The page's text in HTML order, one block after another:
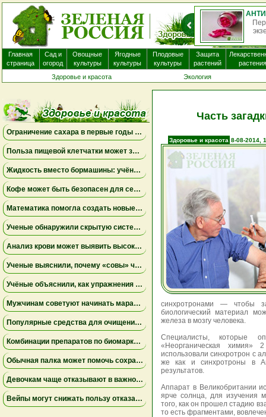
АНТИГИСТАМИННЫЕ ПРЕПАРАТЫ ПОЧТИ НЕ ПОМОГАЮТ ПРИ ЭКЗЕМЕ И МОГУТ ВЫЗЫВАТЬ ПОБОЧНЫЕ ЭФФЕКТЫ
препараты, которые часто назначают пациентам с
вероятно, не приносят существенной пользы. Бол...
Главная
страница
Сад и
огород
Овощные
культуры
Ягодные
культуры
Плодовые
культуры
Защита
растений
растения
Здоровье и красота
Экология
Ограничение сахара в первые годы жизни может снизить риск болезни Альцгеймера
Польза пищевой клетчатки может зависеть от конкретных бактерий в кишечнике
Жидкость вместо бормашины: учёные подтвердили эффективность нового метода лечения детского кариеса
Кофе может быть безопасен для сердца, а энергетики — повышать риск аритмии
Математика помогла создать новые биомаркеры для прогнозирования рака молочной железы
Ученые обнаружили скрытую систему очистки в задней части глаза
Анализ крови может выявить высокий риск болезни Альцгеймера за десять лет до появления симптомов
Ученые выяснили, почему «совы» чаще набирают жир в области живота
Учёные объяснили, как упражнения замедляют старение мышц
Мужчинам советуют начинать марафон медленнее
Популярные средства для очищения слизи не помогли пациентам на ИВЛ и могут повышать риск осложнений
Комбинации препаратов по биомаркерам помогли уменьшить устойчивую к лечению меланому
Обычная палка может помочь сохранить равновесие
Девочкам чаще отказывают в важной защите после рождения
Вейпы могут снижать пользу отказа от сигарет
Часть
Здоровье и красота 8-08-2014,
синхротронами — чтобы
биологический материал
железа в мозгу человека.
Специалисты, которые
«Неорганическая химия»
использовали синхротрон с
же как и синхротроны в
результатов.
Аппарат в Великобритании
ярче солнца, для изучения
того, как он прошел стадию
то есть фрагментами,